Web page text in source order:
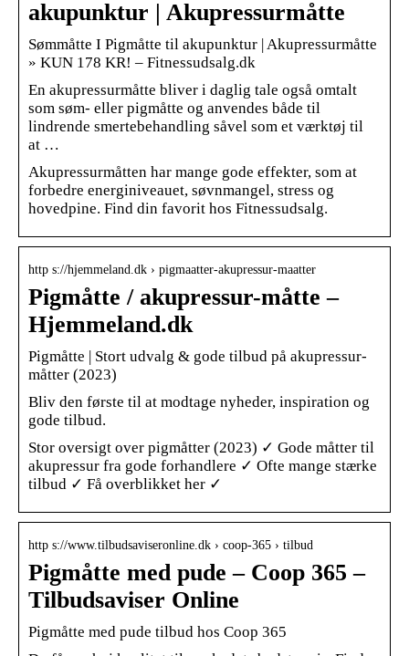
akupunktur | Akupressurmåtte
Sømmåtte I Pigmåtte til akupunktur | Akupressurmåtte
» KUN 178 KR! – Fitnessudsalg.dk
En akupressurmåtte bliver i daglig tale også omtalt
som søm- eller pigmåtte og anvendes både til
lindrende smertebehandling såvel som et værktøj til
at …
Akupressurmåtten har mange gode effekter, som at
forbedre energiniveauet, søvnmangel, stress og
hovedpine. Find din favorit hos Fitnessudsalg.
http s://hjemmeland.dk › pigmaatter-akupressur-maatter
Pigmåtte / akupressur-måtte –
Hjemmeland.dk
Pigmåtte | Stort udvalg & gode tilbud på akupressur-
måtter (2023)
Bliv den første til at modtage nyheder, inspiration og
gode tilbud.
Stor oversigt over pigmåtter (2023) ✓ Gode måtter til
akupressur fra gode forhandlere ✓ Ofte mange stærke
tilbud ✓ Få overblikket her ✓
http s://www.tilbudsaviseronline.dk › coop-365 › tilbud
Pigmåtte med pude – Coop 365 –
Tilbudsaviser Online
Pigmåtte med pude tilbud hos Coop 365